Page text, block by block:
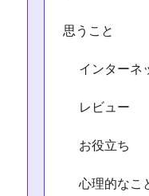
思うこと
インターネ
レビュー
お役立ち
心理的なこ